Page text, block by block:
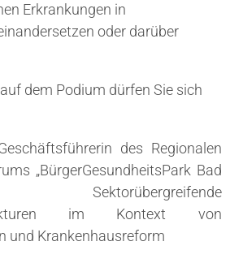
Erkrankungen in
oder darüber
dem Podium dürfen Sie sich
des Regionalen
„BürgerGesundheitsPark Bad
Sektorübergreifende
im Kontext von
und Krankenhausreform